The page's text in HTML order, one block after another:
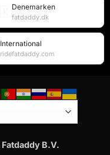
Denemarken
fatdaddy.dk
International
ridefatdaddy.com
Fatdaddy B.V.